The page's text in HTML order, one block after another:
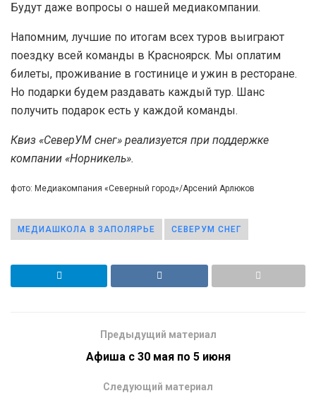
Будут даже вопросы о нашей медиакомпании.
Напомним, лучшие по итогам всех туров выиграют
поездку всей команды в Красноярск. Мы оплатим
билеты, проживание в гостинице и ужин в ресторане.
Но подарки будем раздавать каждый тур. Шанс
получить подарок есть у каждой команды.
Квиз «СеверУМ снег» реализуется при поддержке
компании «Норникель».
фото: Медиакомпания «Северный город»/Арсений Арлюков
МЕДИАШКОЛА В ЗАПОЛЯРЬЕ СЕВЕРУМ СНЕГ
Предыдущий материал
Афиша с 30 мая по 5 июня
Следующий материал